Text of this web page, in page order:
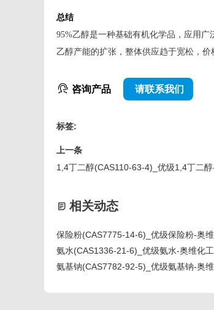
总结
95%乙醇是一种基础有机化学品，应用
乙醇产能的扩张，整体供应趋于宽松，
咨询产品 请联系我们
标签:
上一条
1,4丁二醇(CAS110-63-4)_优级1,4丁二
相关动态
保险粉(CAS7775-14-6)_优级保险粉-奥
氨水(CAS1336-21-6)_优级氨水-奥维化工
氨基钠(CAS7782-92-5)_优级氨基钠-奥